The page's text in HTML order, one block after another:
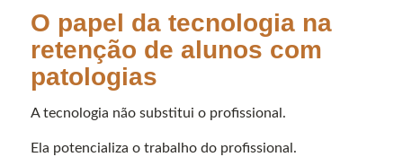
O papel da tecnologia na
retenção de alunos com
patologias
A tecnologia não substitui o profissional.
Ela potencializa o trabalho do profissional.